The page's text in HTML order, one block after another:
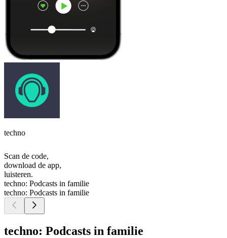
techno
Scan de code,
download de app,
luisteren.
techno: Podcasts in familie
techno: Podcasts in familie
techno: Podcasts in familie